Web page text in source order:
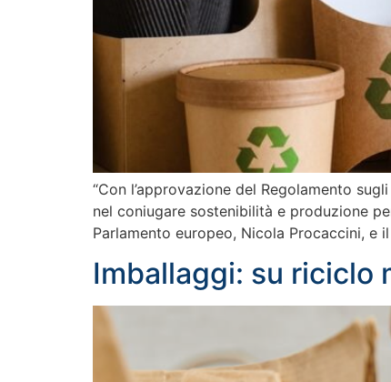
“Con l’approvazione del Regolamento
nel coniugare sostenibilità e produzione
Parlamento europeo, Nicola Procaccini, e
Imballaggi: su riciclo